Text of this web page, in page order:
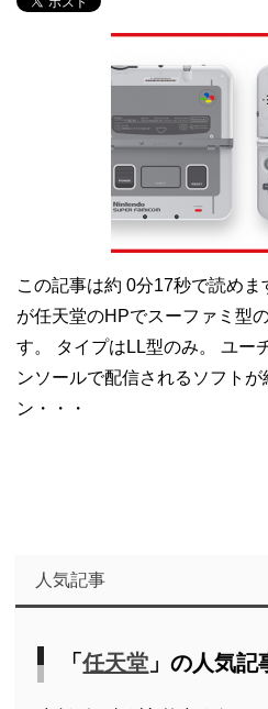
この記事は約 0分17秒で読め
が任天堂のHPでスーファミ型
す。 タイプはLL型のみ。 ユー
ンソールで配信されるソフト
ン・・・
人気記事
「任天堂 」の人気記